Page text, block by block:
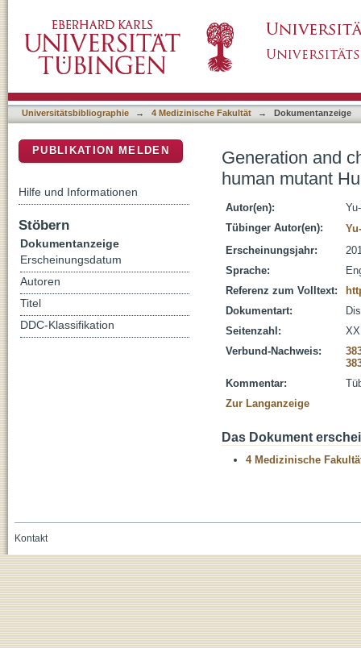
Universitätsbibliographie → 4 Medizinische Fakultät → Dokumentanzeige
Generation and
human mutant
Autor(en):
Tübinger Autor(en):
Erscheinungsjahr:
Sprache:
Referenz zum Volltext:
Dokumentart:
Seitenzahl:
Verbund-Nachweis:
Kommentar:
Zur Langanzeige
Das Dokument
4 Medizinische
PUBLIKATION MELDEN
Hilfe und Informationen
Stöbern
Dokumentanzeige
Erscheinungsdatum
Autoren
Titel
DDC-Klassifikation
Kontakt